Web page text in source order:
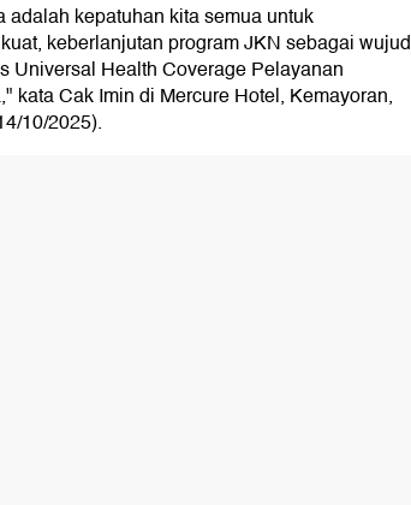
adalah kepatuhan kita semua untuk
keberlanjutan program JKN sebagai wujud
Universal Health Coverage Pelayanan
kata Cak Imin di Mercure Hotel, Kemayoran,
10/2025).